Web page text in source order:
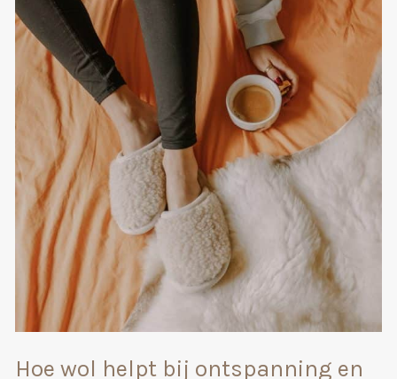
en
eilandse
gezelligheid
Hoe wol helpt bij ontspanning en